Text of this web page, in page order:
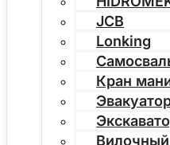
JCB
Lonking
Кран
Вилочный